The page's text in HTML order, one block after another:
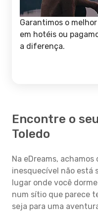
Garantimos o
em hotéis ou
a diferença.
Encontre o
Toledo
Na eDreams,
inesquecível não está
lugar onde você
num sítio que parece
seja para uma